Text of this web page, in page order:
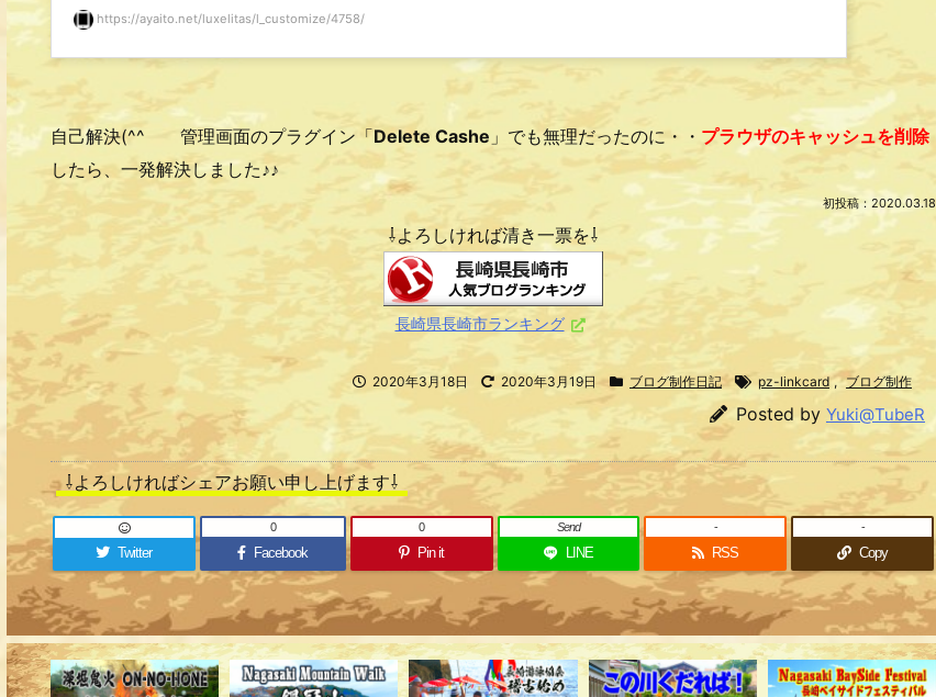
https://ayaito.net/luxelitas/l_customize/4758/
自己解決(^^ゞ 管理画面のプラグイン「Delete Cashe 」でも無理だったのに・・ プラウザのキャッシュを削除
したら、一発解決しました♪♪
初投稿：2020.03.18
⇩よろしければ清き一票を⇩
長崎県長崎市ランキング
2020年3月18日 2020年3月19日 ブログ制作日記 pz-linkcard , ブログ制作
Posted by Yuki@TubeR
⇩よろしければシェアお願い申し上げます⇩
Twitter Facebook
0
Pin it
0
LINE
Send
RSS
-
Copy
-